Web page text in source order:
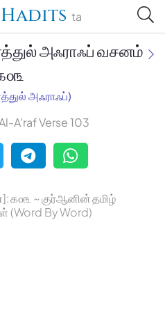
ta
அஃராஃப் வசனம்
அஃராஃப்)
A'raf Verse 103
௧௦௩ ~ குர்ஆனின் தமிழ்
(Word By Word)